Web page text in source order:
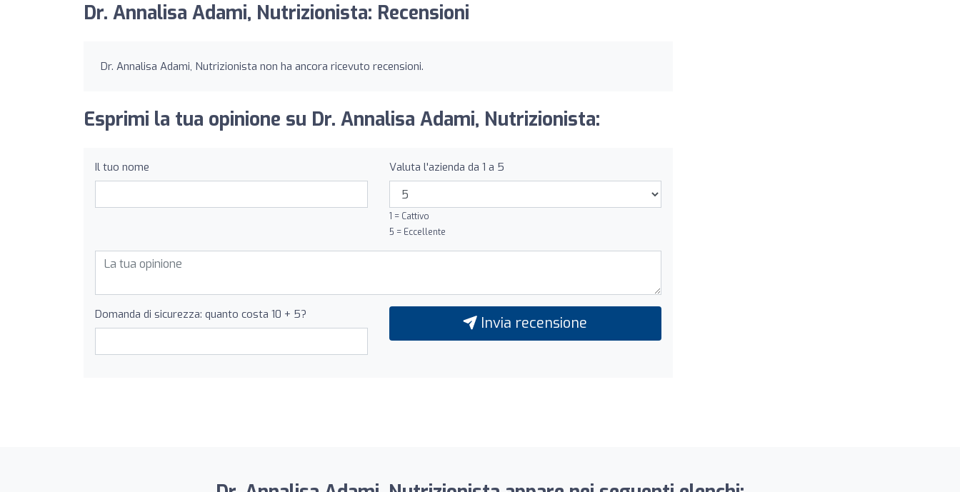
Dr. Annalisa Adami, Nutrizionista: Recensioni
Dr. Annalisa Adami, Nutrizionista non ha ancora ricevuto recensioni.
Esprimi la tua opinione su Dr. Annalisa Adami, Nutrizionista:
Il tuo nome Valuta l'azienda da 1 a 5
1 = Cattivo
5 = Eccellente
Domanda di sicurezza: quanto costa 10 + 5? Invia recensione